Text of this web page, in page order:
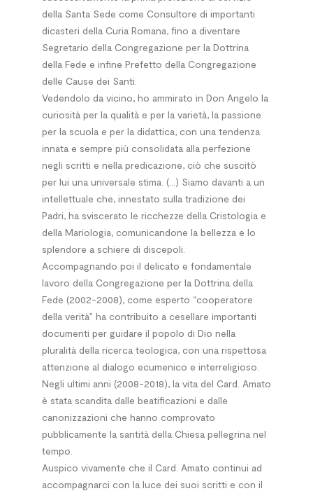
della Santa Sede come Consultore di importanti
dicasteri della Curia Romana, fino a diventare
Segretario della Congregazione per la Dottrina
della Fede e infine Prefetto della Congregazione
delle Cause dei Santi.
Vedendolo da vicino, ho ammirato in Don Angelo la
curiosità per la qualità e per la varietà, la passione
per la scuola e per la didattica, con una tendenza
innata e sempre più consolidata alla perfezione
negli scritti e nella predicazione, ciò che suscitò
per lui una universale stima. (…) Siamo davanti a un
intellettuale che, innestato sulla tradizione dei
Padri, ha sviscerato le ricchezze della Cristologia e
della Mariologia, comunicandone la bellezza e lo
splendore a schiere di discepoli.
Accompagnando poi il delicato e fondamentale
lavoro della Congregazione per la Dottrina della
Fede (2002-2008), come esperto “cooperatore
della verità” ha contribuito a cesellare importanti
documenti per guidare il popolo di Dio nella
pluralità della ricerca teologica, con una rispettosa
attenzione al dialogo ecumenico e interreligioso.
Negli ultimi anni (2008-2018), la vita del Card. Amato
è stata scandita dalle beatificazioni e dalle
canonizzazioni che hanno comprovato
pubblicamente la santità della Chiesa pellegrina nel
tempo.
Auspico vivamente che il Card. Amato continui ad
accompagnarci con la luce dei suoi scritti e con il